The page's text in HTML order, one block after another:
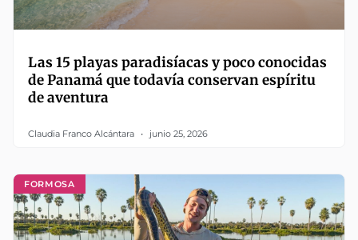
Las 15 playas paradisíacas y poco conocidas
de Panamá que todavía conservan espíritu
de aventura
Claudia Franco Alcántara junio 25, 2026
FORMOSA